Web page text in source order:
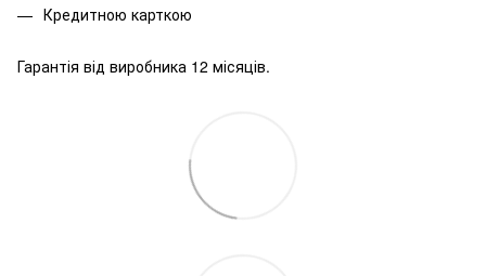
Кредитною карткою
Гарантія від виробника 12 місяців.